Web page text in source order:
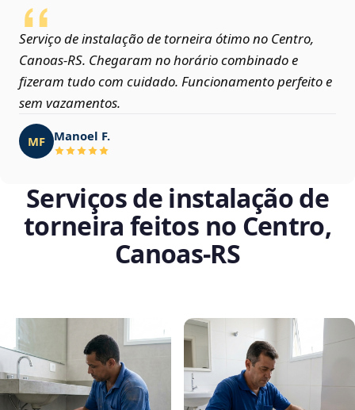
Serviço de instalação de torneira ótimo no Centro,
Canoas‑RS. Chegaram no horário combinado e
fizeram tudo com cuidado. Funcionamento perfeito e
sem vazamentos.
MF Manoel F.
Serviços de instalação de
torneira feitos no Centro,
Canoas‑RS